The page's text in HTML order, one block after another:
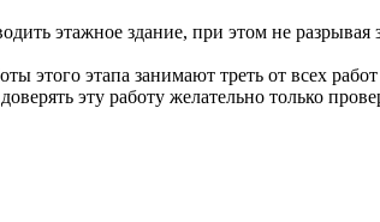
этажное здание, при этом не
этого этапа занимают треть от всех
эту работу желательно только